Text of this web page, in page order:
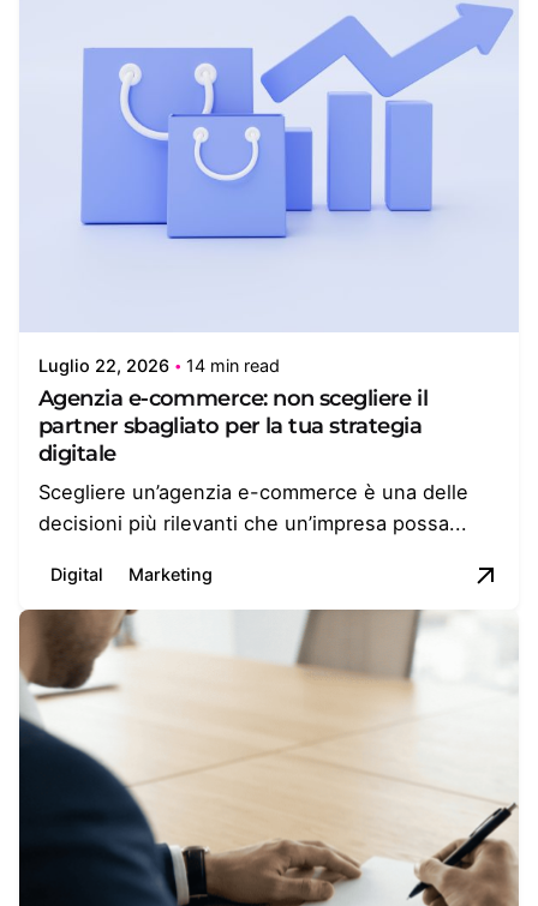
Luglio 22, 2026 14 min read
Agenzia e-commerce: non scegliere il
partner sbagliato per la tua strategia
digitale
Scegliere un’agenzia e-commerce è una delle
decisioni più rilevanti che un’impresa possa...
Digital Marketing
Posted by